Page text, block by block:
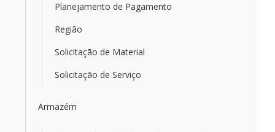
Planejamento de Pagamento
Região
Solicitação de Material
Solicitação de Serviço
Armazém